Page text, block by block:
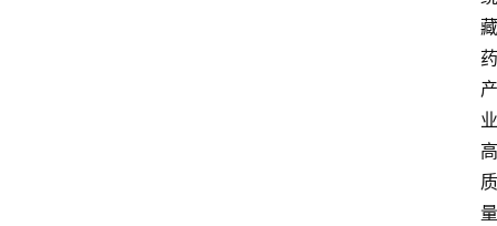
藏
药
产
业
高
质
量